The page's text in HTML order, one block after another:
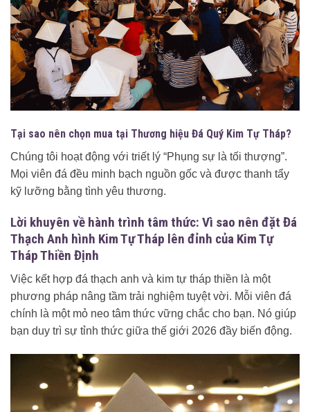
Tại sao nên chọn mua tại Thương hiệu Đá Quý Kim Tự Tháp?
Chúng tôi hoạt động với triết lý “Phụng sự là tối thượng”.
Mọi viên đá đều minh bạch nguồn gốc và được thanh tẩy
kỹ lưỡng bằng tình yêu thương.
Lời khuyên về hành trình tâm thức: Vì sao nên đặt Đá
Thạch Anh hình Kim Tự Tháp lên đỉnh của Kim Tự
Tháp Thiền Định
Việc kết hợp đá thạch anh và kim tự tháp thiền là một
phương pháp nâng tầm trải nghiệm tuyệt vời. Mỗi viên đá
chính là một mỏ neo tâm thức vững chắc cho bạn. Nó giúp
bạn duy trì sự tỉnh thức giữa thế giới 2026 đầy biến động.